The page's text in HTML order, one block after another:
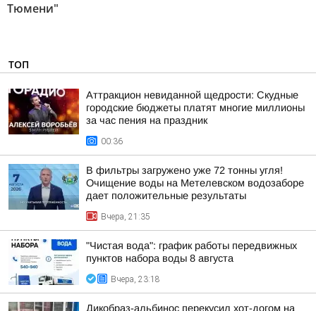
Тюмени"
ТОП
Аттракцион невиданной щедрости: Скудные
городские бюджеты платят многие миллионы
за час пения на праздник
00:36
В фильтры загружено уже 72 тонны угля!
Очищение воды на Метелевском водозаборе
дает положительные результаты
Вчера, 21:35
"Чистая вода": график работы передвижных
пунктов набора воды 8 августа
Вчера, 23:18
Дикобраз-альбинос перекусил хот-догом на